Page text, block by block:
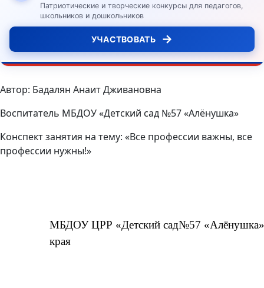
Патриотические и творческие конкурсы для педагогов,
школьников и дошкольников
УЧАСТВОВАТЬ →
Автор: Бадалян Анаит Дживановна
Воспитатель МБДОУ «Детский сад №57 «Алёнушка»
Конспект занятия на тему: «Все профессии важны, все
профессии нужны!»